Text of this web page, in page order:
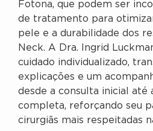
Fotona, que podem ser
de tratamento para
pele e a durabilidade dos
Neck. A Dra. Ingrid
cuidado individualizado,
explicações e um
desde a consulta inicial até
completa, reforçando seu
cirurgiãs mais respeitadas